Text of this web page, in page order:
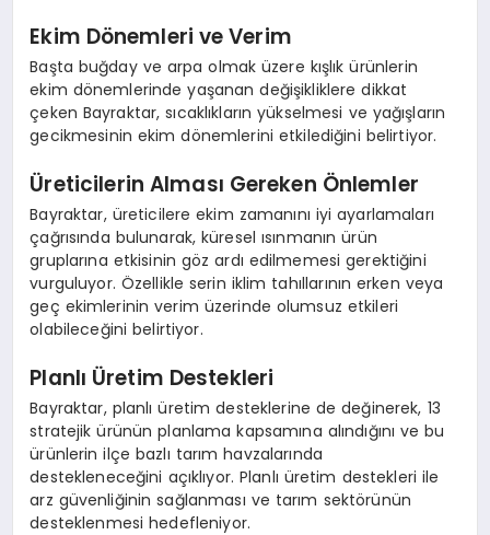
Ekim Dönemleri ve Verim
Başta buğday ve arpa olmak üzere kışlık ürünlerin
ekim dönemlerinde yaşanan değişikliklere dikkat
çeken Bayraktar, sıcaklıkların yükselmesi ve yağışların
gecikmesinin ekim dönemlerini etkilediğini belirtiyor.
Üreticilerin Alması Gereken Önlemler
Bayraktar, üreticilere ekim zamanını iyi ayarlamaları
çağrısında bulunarak, küresel ısınmanın ürün
gruplarına etkisinin göz ardı edilmemesi gerektiğini
vurguluyor. Özellikle serin iklim tahıllarının erken veya
geç ekimlerinin verim üzerinde olumsuz etkileri
olabileceğini belirtiyor.
Planlı Üretim Destekleri
Bayraktar, planlı üretim desteklerine de değinerek, 13
stratejik ürünün planlama kapsamına alındığını ve bu
ürünlerin ilçe bazlı tarım havzalarında
destekleneceğini açıklıyor. Planlı üretim destekleri ile
arz güvenliğinin sağlanması ve tarım sektörünün
desteklenmesi hedefleniyor.